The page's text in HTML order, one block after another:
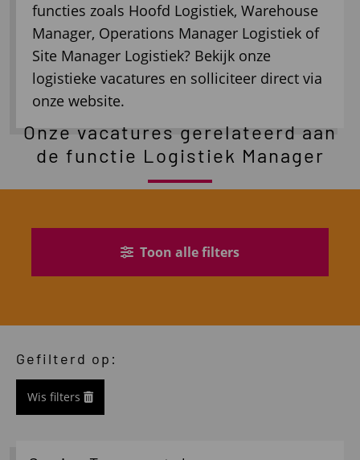
functies zoals Hoofd Logistiek, Warehouse
Manager, Operations Manager Logistiek of
Site Manager Logistiek? Bekijk onze
logistieke vacatures en solliciteer direct via
onze website.
Onze vacatures gerelateerd aan
de functie Logistiek Manager
Toon alle filters
Gefilterd op:
Wis filters